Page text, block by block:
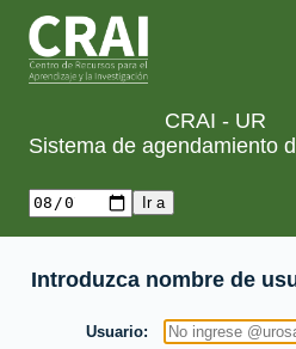
CRAI - UR
Sistema de agendamiento
Introduzca nombre de
Usuario